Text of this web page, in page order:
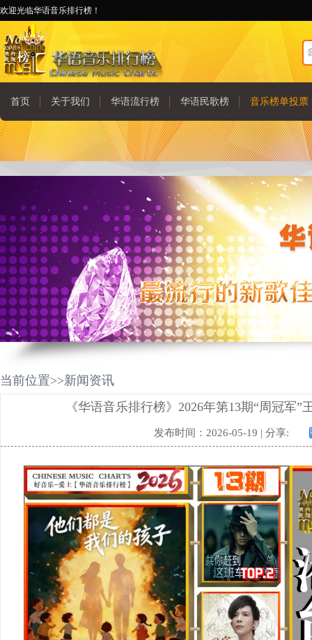
欢迎光临华语音乐排行榜！
首页 关于我们 华语流行榜 华语民歌榜 音乐榜单投票
当前位置>>新闻资讯
《华语音乐排行榜》2026年第13期“周冠军
发布时间：2026-05-19 | 分享: